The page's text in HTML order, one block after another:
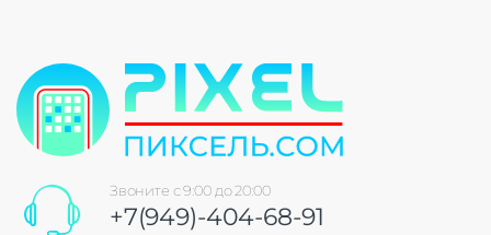
Звоните с 9:00 до 20:00
+7(949)-404-68-91